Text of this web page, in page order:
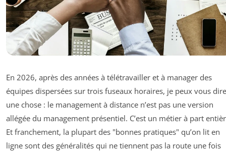
En 2026, après des années à télétravailler et à manager des
équipes dispersées sur trois fuseaux horaires, je peux vous dire
une chose : le management à distance n’est pas une version
allégée du management présentiel. C’est un métier à part
Et franchement, la plupart des "bonnes pratiques" qu’on lit en
ligne sont des généralités qui ne tiennent pas la route une fois